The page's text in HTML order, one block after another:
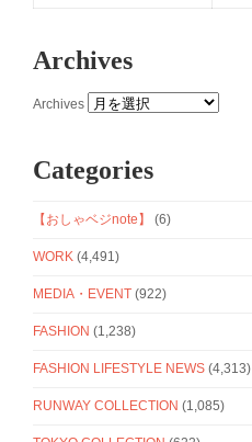
Archives
Archives
Categories
【おしゃベジnote】 (6)
WORK (4,491)
MEDIA・EVENT (922)
FASHION (1,238)
FASHION LIFESTYLE NEWS (4,313)
RUNWAY COLLECTION (1,085)